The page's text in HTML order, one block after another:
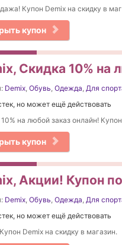
Купон Demix на скидку в
купон
Скидка 10% на
Demix, Обувь, Одежда, Для
но может ещё действовать
на любой заказ онлайн!
купон
Акции! Купон
Demix, Обувь, Одежда, Для
но может ещё действовать
Demix на скидку в магазин.